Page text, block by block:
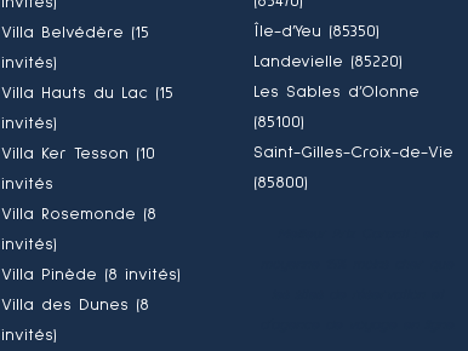
Villa Belvédère (15
invités)
Villa Hauts du Lac (15
invités)
Villa Ker Tesson (10
invités
Villa Rosemonde (8
invités)
Villa Pinède (8 invités)
Villa des Dunes (8
invités)
Île-d’Yeu (85350)
Landevielle (85220)
Les Sables d’Olonne
(85100)
Saint-Gilles-Croix-de-Vie
(85800)